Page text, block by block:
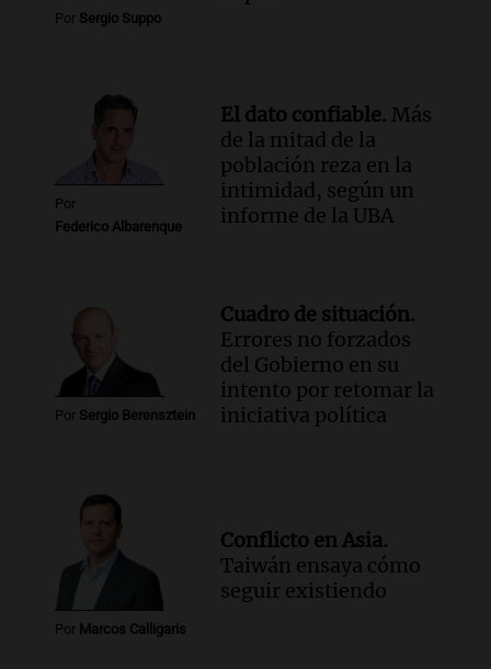
Por Sergio Suppo
Por
Federico Albarenque
El dato confiable. Más
de la mitad de la
población reza en la
intimidad, según un
informe de la UBA
Por Sergio Berensztein
Cuadro de situación.
Errores no forzados
del Gobierno en su
intento por retomar la
iniciativa política
Por Marcos Calligaris
Conflicto en Asia.
Taiwán ensaya cómo
seguir existiendo